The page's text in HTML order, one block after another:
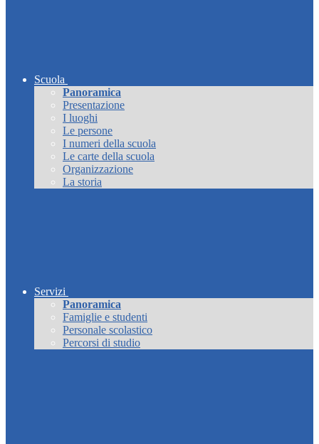
Scuola
Panoramica
Presentazione
I luoghi
Le persone
I numeri della scuola
Le carte della scuola
Organizzazione
La storia
Servizi
Panoramica
Famiglie e studenti
Personale scolastico
Percorsi di studio